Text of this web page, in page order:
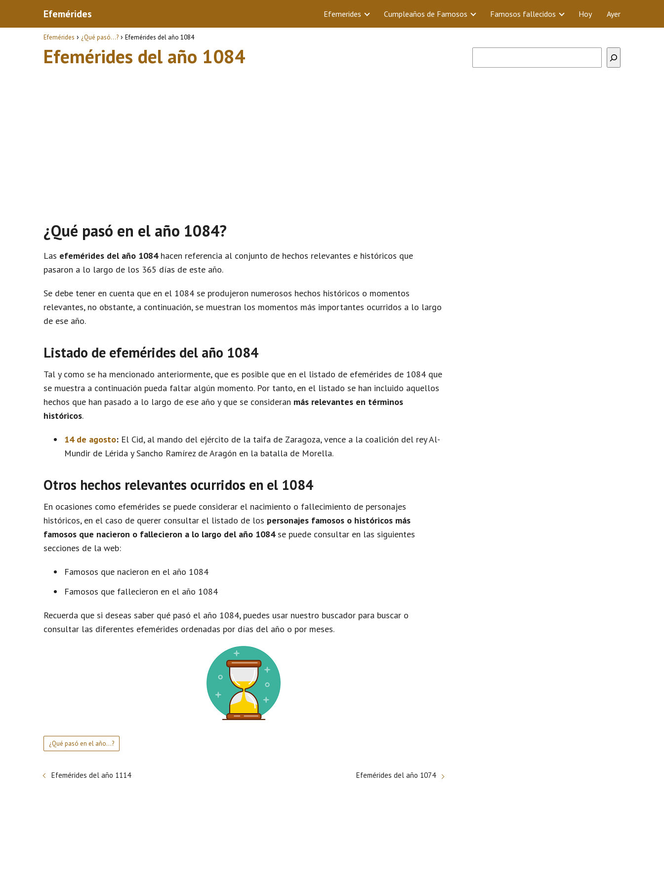
Efemérides Efemerides Cumpleaños de Famosos Famosos fallecidos Hoy Ayer
Efemérides ¿Qué pasó...? Efemérides del año 1084
Efemérides del año 1084
¿Qué pasó en el año 1084?
Las efemérides del año 1084hacen referencia al conjunto de hechos relevantes e históricos que
pasaron a lo largo de los 365 días de este año.
Se debe tener en cuenta que en el 1084 se produjeron numerosos hechos históricos o momentos
relevantes, no obstante, a continuación, se muestran los momentos más importantes ocurridos a lo largo
de ese año.
Listado de efemérides del año 1084
Tal y como se ha mencionado anteriormente, que es posible que en el listado de efemérides de 1084 que
se muestra a continuación pueda faltar algún momento. Por tanto, en el listado se han incluido aquellos
hechos que han pasado a lo largo de ese año y que se consideran más relevantes en términos
históricos.
14 de agosto: El Cid, al mando del ejército de la taifa de Zaragoza, vence a la coalición del rey Al-
Mundir de Lérida y Sancho Ramírez de Aragón en la batalla de Morella.
Otros hechos relevantes ocurridos en el 1084
En ocasiones como efemérides se puede considerar el nacimiento o fallecimiento de personajes
históricos, en el caso de querer consultar el listado de los personajes famosos o históricos más
famosos que nacieron o fallecieron a lo largo del año 1084se puede consultar en las siguientes
secciones de la web:
Famosos que nacieron en el año 1084
Famosos que fallecieron en el año 1084
Recuerda que si deseas saber qué pasó el año 1084, puedes usar nuestro buscador para buscar o
consultar las diferentes efemérides ordenadas por días del año o por meses.
¿Qué pasó en el año...?
Efemérides del año 1114 Efemérides del año 1074